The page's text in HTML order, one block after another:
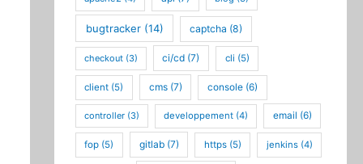
bugtracker(14) captcha (8)
checkout(3) ci/cd (7) cli (5)
client (5) cms(7) console (6)
controller(3) developpement(4) email (6)
fop (5) gitlab(7) https(5) jenkins(4)